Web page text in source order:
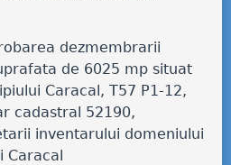
dezmembrarii
de 6025 mp situat
Caracal, T57 P1-12,
cadastral 52190,
inventarului domeniului
Caracal